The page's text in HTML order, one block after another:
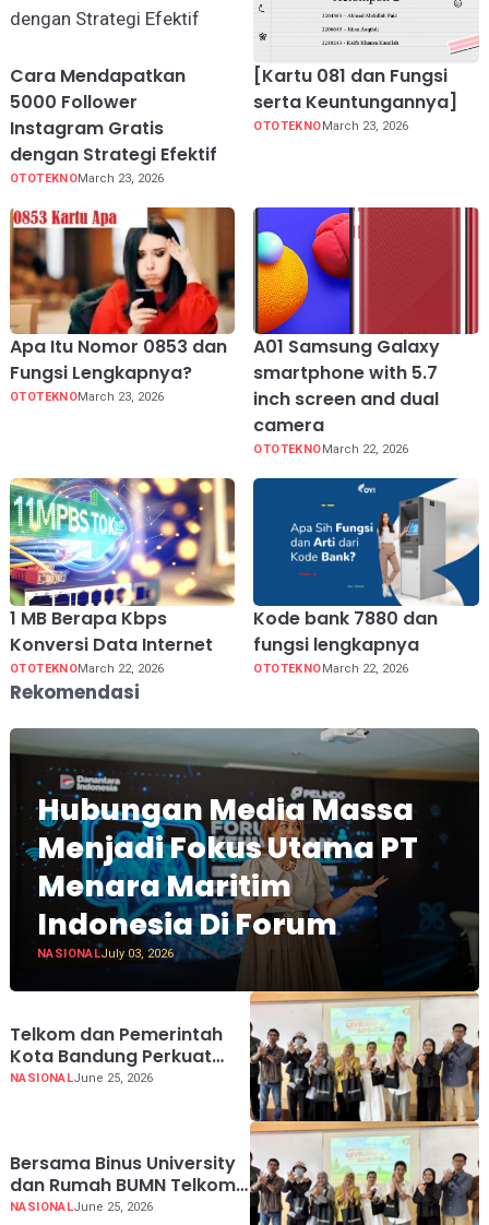
Cara Mendapatkan
5000 Follower
Instagram Gratis
dengan Strategi Efektif
OTOTEKNOMarch 23, 2026
[Kartu 081 dan Fungsi
serta Keuntungannya]
OTOTEKNO March 23, 2026
Apa Itu Nomor 0853 dan
Fungsi Lengkapnya?
OTOTEKNOMarch 23, 2026
A01 Samsung Galaxy
smartphone with 5.7
inch screen and dual
camera
OTOTEKNO March 22, 2026
1 MB Berapa Kbps
Konversi Data Internet
OTOTEKNOMarch 22, 2026
Kode bank 7880 dan
fungsi lengkapnya
OTOTEKNOMarch 22, 2026
Rekomendasi
Hubungan Media Massa
Menjadi Fokus Utama PT
Menara Maritim
Indonesia Di Forum
NASIONALJuly 03, 2026
Telkom dan Pemerintah
Kota Bandung Perkuat
Daya Saing UMKM melalui
NASIONALJune 25, 2026
Bersama Binus University
dan Rumah BUMN Telkom
Perkuat Kapasitas UMKM
NASIONALJune 25, 2026